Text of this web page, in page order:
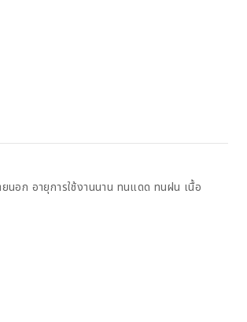
อก อายุการใช้งานนาน ทนแดด ทนฝน เนื้อ